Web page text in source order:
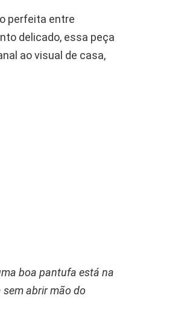
perfeita entre
delicado, essa peça
ao visual de casa,
boa pantufa está na
abrir mão do